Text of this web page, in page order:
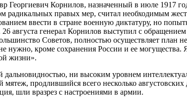
Георгиевич Корнилов, назначенный в июле 1917
радикальных правых мер, считал необходимым
ввести в стране военную диктатуру, но
августа генерал Корнилов выступил с
Советов, полностью осуществляет план
нужно, кроме сохранения России и ее
жизни».
ни высоким уровнем
продлившийся всего несколько
шли вразрез с настроениями в армии.